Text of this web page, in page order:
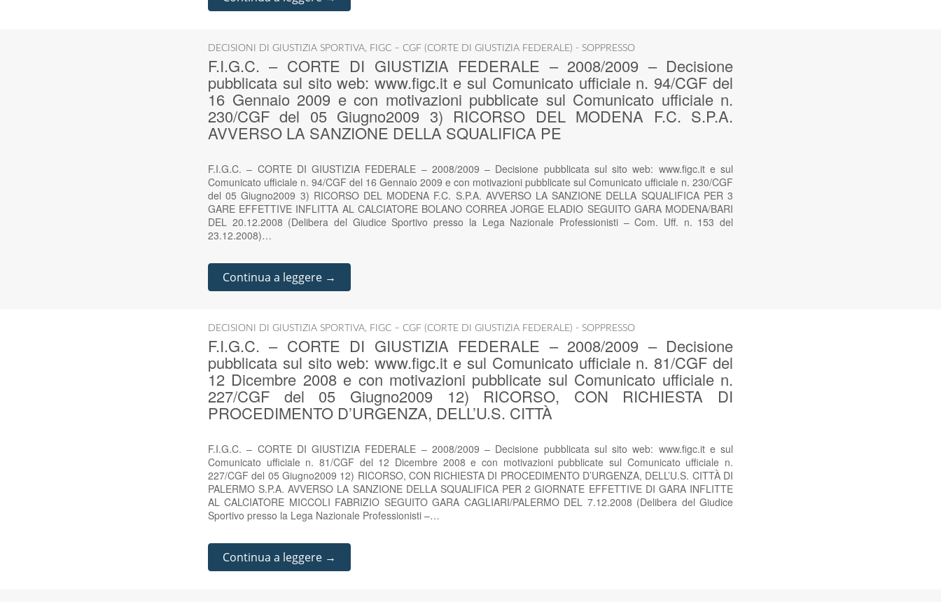
DECISIONI DI GIUSTIZIA SPORTIVA, FIGC – CGF (CORTE DI GIUSTIZIA FEDERALE) - SOPPRESSO
F.I.G.C. – CORTE DI GIUSTIZIA FEDERALE – 2008/2009 – Decisione
pubblicata sul sito web: www.figc.it e sul Comunicato ufficiale n. 94/CGF del
16 Gennaio 2009 e con motivazioni pubblicate sul Comunicato ufficiale n.
230/CGF del 05 Giugno2009 3) RICORSO DEL MODENA F.C. S.P.A.
AVVERSO LA SANZIONE DELLA SQUALIFICA PE
F.I.G.C. – CORTE DI GIUSTIZIA FEDERALE – 2008/2009 – Decisione pubblicata sul sito web: www.figc.it e sul
Comunicato ufficiale n. 94/CGF del 16 Gennaio 2009 e con motivazioni pubblicate sul Comunicato ufficiale n. 230/CGF
del 05 Giugno2009 3) RICORSO DEL MODENA F.C. S.P.A. AVVERSO LA SANZIONE DELLA SQUALIFICA PER 3
GARE EFFETTIVE INFLITTA AL CALCIATORE BOLANO CORREA JORGE ELADIO SEGUITO GARA MODENA/BARI
DEL 20.12.2008 (Delibera del Giudice Sportivo presso la Lega Nazionale Professionisti – Com. Uff. n. 153 del
23.12.2008)…
Continua a leggere →
DECISIONI DI GIUSTIZIA SPORTIVA, FIGC – CGF (CORTE DI GIUSTIZIA FEDERALE) - SOPPRESSO
F.I.G.C. – CORTE DI GIUSTIZIA FEDERALE – 2008/2009 – Decisione
pubblicata sul sito web: www.figc.it e sul Comunicato ufficiale n. 81/CGF del
12 Dicembre 2008 e con motivazioni pubblicate sul Comunicato ufficiale n.
227/CGF del 05 Giugno2009 12) RICORSO, CON RICHIESTA DI
PROCEDIMENTO D’URGENZA, DELL’U.S. CITTÀ
F.I.G.C. – CORTE DI GIUSTIZIA FEDERALE – 2008/2009 – Decisione pubblicata sul sito web: www.figc.it e sul
Comunicato ufficiale n. 81/CGF del 12 Dicembre 2008 e con motivazioni pubblicate sul Comunicato ufficiale n.
227/CGF del 05 Giugno2009 12) RICORSO, CON RICHIESTA DI PROCEDIMENTO D’URGENZA, DELL’U.S. CITTÀ DI
PALERMO S.P.A. AVVERSO LA SANZIONE DELLA SQUALIFICA PER 2 GIORNATE EFFETTIVE DI GARA INFLITTE
AL CALCIATORE MICCOLI FABRIZIO SEGUITO GARA CAGLIARI/PALERMO DEL 7.12.2008 (Delibera del Giudice
Sportivo presso la Lega Nazionale Professionisti –…
Continua a leggere →